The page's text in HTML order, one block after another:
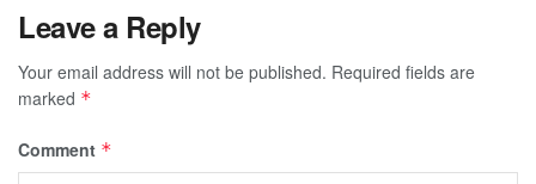
Leave a Reply
Your email address will not be published. Required fields are
marked *
Comment *